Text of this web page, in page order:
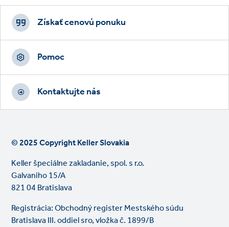
Footer
CTAs
Získať cenovú ponuku
Pomoc
Kontaktujte nás
© 2025 Copyright Keller Slovakia
Keller špeciálne zakladanie, spol. s r.o.
Galvaniho 15/A
821 04 Bratislava
Registrácia: Obchodný register Mestského súdu
Bratislava III. oddiel sro, vložka č. 1899/B